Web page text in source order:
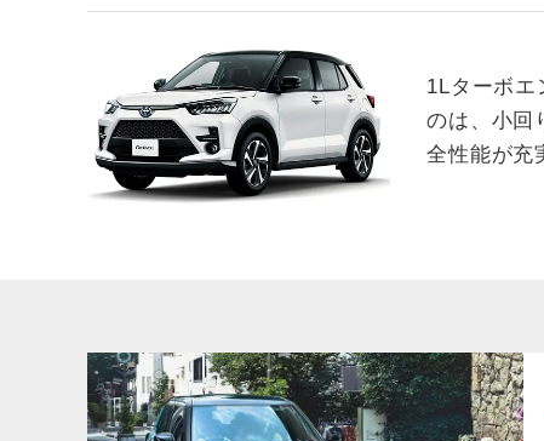
1Lターボエ
のは、小回
全性能が充